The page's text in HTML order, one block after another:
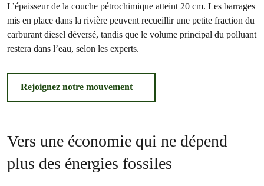
L’épaisseur de la couche pétrochimique atteint 20 cm. Les barrages
mis en place dans la rivière peuvent recueillir une petite fraction du
carburant diesel déversé, tandis que le volume principal du polluant
restera dans l’eau, selon les experts.
Rejoignez notre mouvement
Vers une économie qui ne dépend
plus des énergies fossiles